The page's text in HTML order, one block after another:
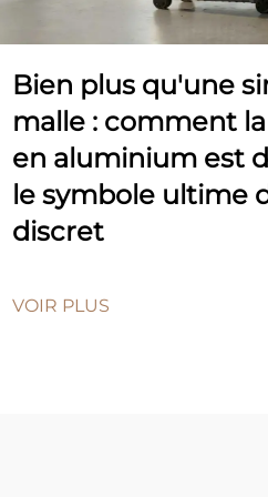
Bien plus qu'une
malle : comment
en aluminium est
le symbole ultime
discret
VOIR PLUS